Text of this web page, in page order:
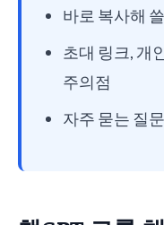
바로 복사해
초대 링크, 개
주의점
자주 묻는 질